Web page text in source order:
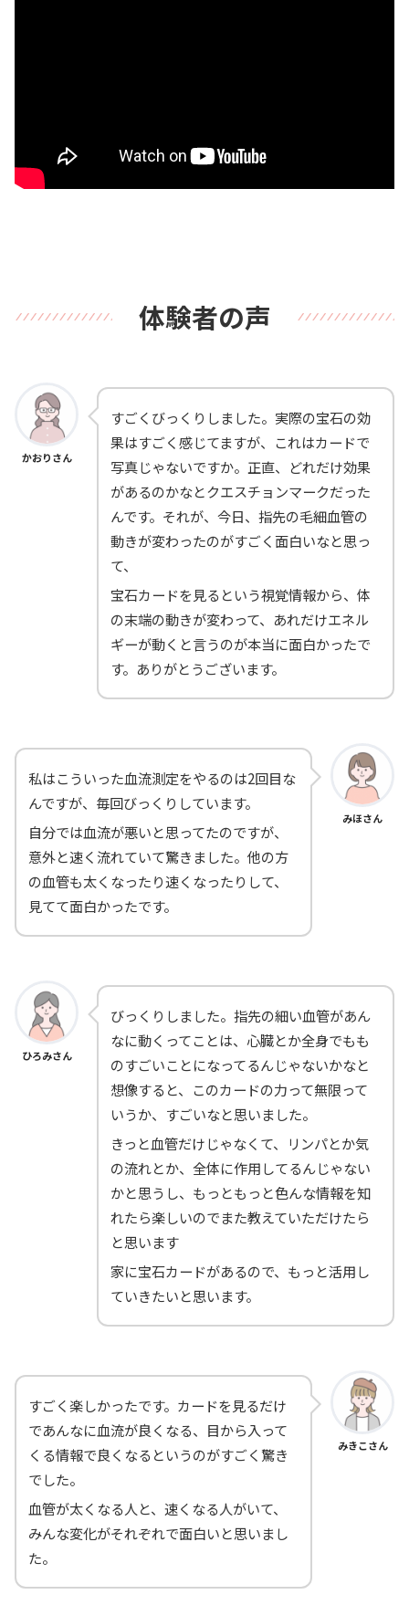
体験者の声
かおりさん
すごくびっくりしました。実際の宝石の効
果はすごく感じてますが、これはカードで
写真じゃないですか。正直、どれだけ効果
があるのかなとクエスチョンマークだった
んです。それが、今日、指先の毛細血管の
動きが変わったのがすごく面白いなと思っ
て、
宝石カードを見るという視覚情報から、体
の末端の動きが変わって、あれだけエネル
ギーが動くと言うのが本当に面白かったで
す。ありがとうございます。
みほさん
私はこういった血流測定をやるのは2回目な
んですが、毎回びっくりしています。
自分では血流が悪いと思ってたのですが、
意外と速く流れていて驚きました。他の方
の血管も太くなったり速くなったりして、
見てて面白かったです。
ひろみさん
びっくりしました。指先の細い血管があん
なに動くってことは、心臓とか全身でもも
のすごいことになってるんじゃないかなと
想像すると、このカードの力って無限って
いうか、すごいなと思いました。
きっと血管だけじゃなくて、リンパとか気
の流れとか、全体に作用してるんじゃない
かと思うし、もっともっと色んな情報を知
れたら楽しいのでまた教えていただけたら
と思います
家に宝石カードがあるので、もっと活用し
ていきたいと思います。
みきこさん
すごく楽しかったです。カードを見るだけ
であんなに血流が良くなる、目から入って
くる情報で良くなるというのがすごく驚き
でした。
血管が太くなる人と、速くなる人がいて、
みんな変化がそれぞれで面白いと思いまし
た。